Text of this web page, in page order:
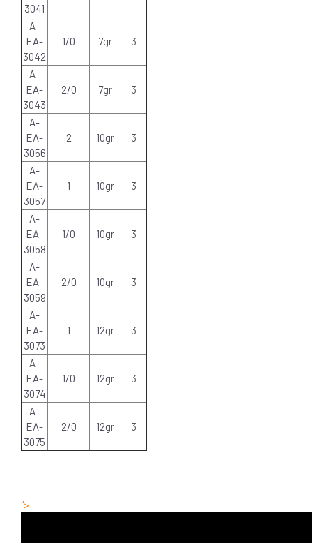
3041
A-
EA-
3042
1/0 7gr 3
A-
EA-
3043
2/0 7gr 3
A-
EA-
3056
2 10gr 3
A-
EA-
3057
1 10gr 3
A-
EA-
3058
1/0 10gr 3
A-
EA-
3059
2/0 10gr 3
A-
EA-
3073
1 12gr 3
A-
EA-
3074
1/0 12gr 3
A-
EA-
3075
2/0 12gr 3
">